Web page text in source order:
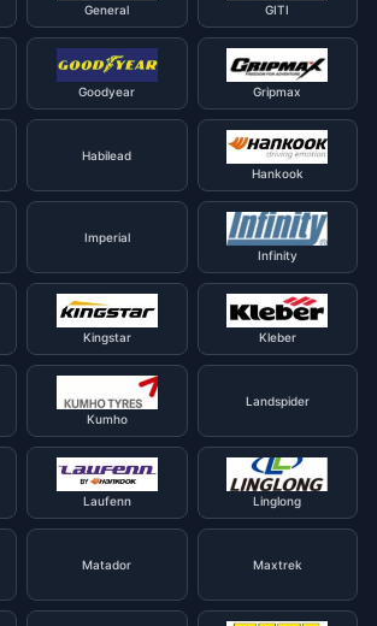
General GITI
Goodyear Gripmax
Habilead
Hankook
Imperial
Infinity
Kingstar
Kleber
Kumho
Landspider
Laufenn
Linglong
Matador Maxtrek